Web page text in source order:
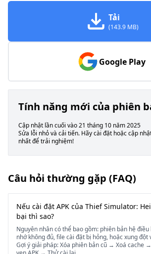
Tải
(143.9 MB)
Google Play
Tính năng mới của phiên
Cập nhật lần cuối vào 21 tháng 10 năm 2025
Sửa lỗi nhỏ và cải tiến. Hãy cài đặt hoặc cập
nhất để trải nghiệm!
Câu hỏi thường gặp (FAQ)
Nếu cài đặt APK của Thief Simulator:
bại thì sao?
Nguyên nhân có thể bao gồm: phiên bản hệ
nhớ không đủ, file cài đặt bị hỏng, hoặc xung đột
Gợi ý giải pháp: Xóa phiên bản cũ → Xoá cache